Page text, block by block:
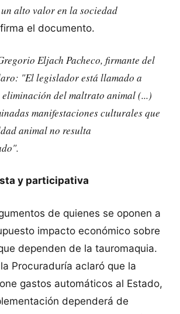
alto valor en la sociedad
el documento.
Eljach Pacheco, firmante del
"El legislador está llamado a
del maltrato animal (...)
manifestaciones culturales que
animal no resulta
y participativa
de quienes se oponen a
impacto económico sobre
dependen de la tauromaquia.
Procuraduría aclaró que la
gastos automáticos al Estado,
dependerá de